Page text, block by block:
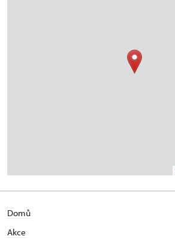
Domů
Akce